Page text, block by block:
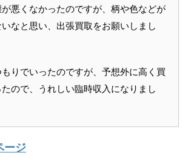
悪くなかったのですが、柄や色などが
なと思い、出張買取をお願いしまし
りでいったのですが、予想外に高く買
ので、うれしい臨時収入になりまし
ージ